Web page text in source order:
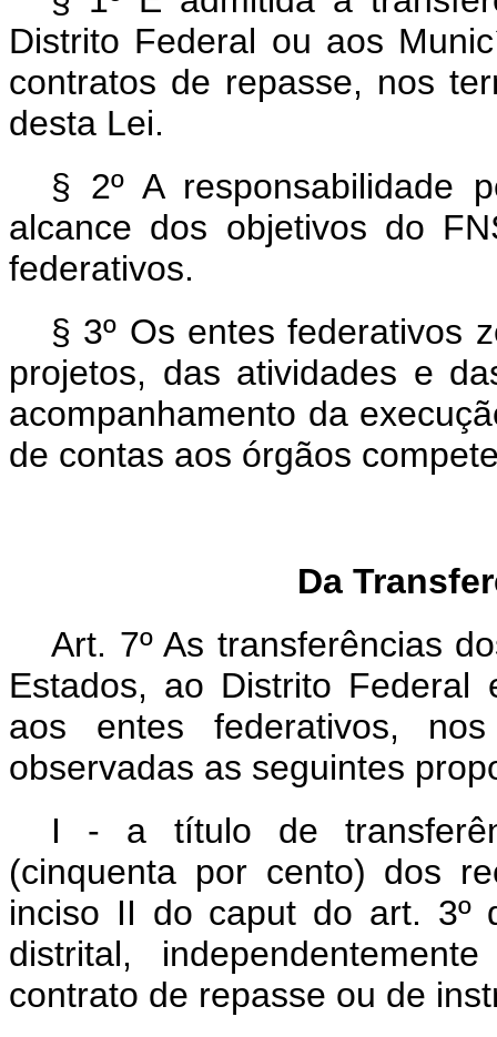
Distrito Federal ou aos
contratos de repasse, nos
desta Lei.
§ 2º A responsabilidade
alcance dos objetivos do
federativos.
§ 3º Os entes federativos
projetos, das atividades e
acompanhamento da
de contas aos órgãos
Da
Art. 7º As transferências
Estados, ao Distrito Federal
aos entes federativos,
observadas as seguintes
I - a título de
(cinquenta por cento) dos
inciso II do caput do art. 3º
distrital,
contrato de repasse ou de